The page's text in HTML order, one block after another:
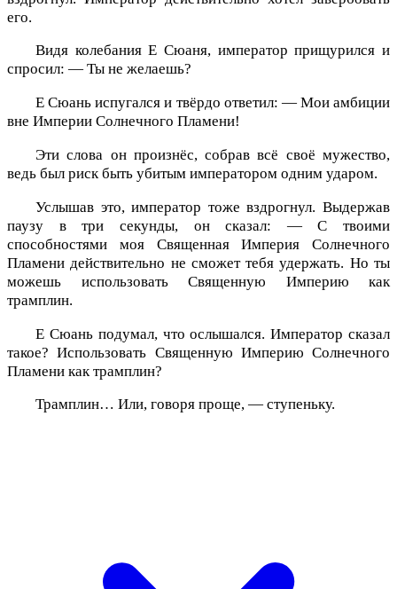
его.
Видя колебания Е Сюаня, император прищурился и
спросил: — Ты не желаешь?
Е Сюань испугался и твёрдо ответил: — Мои амбиции
вне Империи Солнечного Пламени!
Эти слова он произнёс, собрав всё своё мужество,
ведь был риск быть убитым императором одним ударом.
Услышав это, император тоже вздрогнул. Выдержав
паузу в три секунды, он сказал: — С твоими
способностями моя Священная Империя Солнечного
Пламени действительно не сможет тебя удержать. Но ты
можешь использовать Священную Империю как
трамплин.
Е Сюань подумал, что ослышался. Император сказал
такое? Использовать Священную Империю Солнечного
Пламени как трамплин?
Трамплин… Или, говоря проще, — ступеньку.